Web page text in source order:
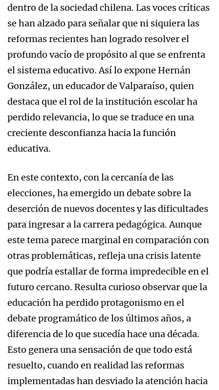
dentro de la sociedad chilena. Las voces críticas
se han alzado para señalar que ni siquiera las
reformas recientes han logrado resolver el
profundo vacío de propósito al que se enfrenta
el sistema educativo. Así lo expone Hernán
González, un educador de Valparaíso, quien
destaca que el rol de la institución escolar ha
perdido relevancia, lo que se traduce en una
creciente desconfianza hacia la función
educativa.
En este contexto, con la cercanía de las
elecciones, ha emergido un debate sobre la
deserción de nuevos docentes y las dificultades
para ingresar a la carrera pedagógica. Aunque
este tema parece marginal en comparación con
otras problemáticas, refleja una crisis latente
que podría estallar de forma impredecible en el
futuro cercano. Resulta curioso observar que la
educación ha perdido protagonismo en el
debate programático de los últimos años, a
diferencia de lo que sucedía hace una década.
Esto genera una sensación de que todo está
resuelto, cuando en realidad las reformas
implementadas han desviado la atención hacia